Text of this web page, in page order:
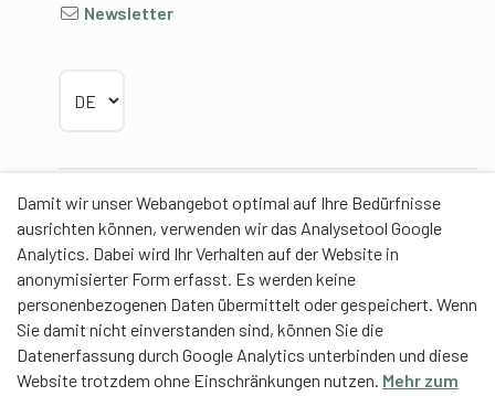
Damit wir unser Webangebot optimal auf Ihre Bedürfnisse
ausrichten können, verwenden wir das Analysetool Google
Analytics. Dabei wird Ihr Verhalten auf der Website in
anonymisierter Form erfasst. Es werden keine
personenbezogenen Daten übermittelt oder gespeichert. Wenn
Sie damit nicht einverstanden sind, können Sie die
Datenerfassung durch Google Analytics unterbinden und diese
Website trotzdem ohne Einschränkungen nutzen. Mehr zum
Newsletter
Partner
Contentpartner